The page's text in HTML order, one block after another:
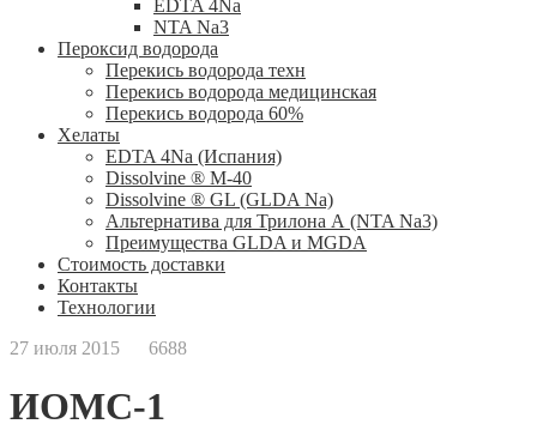
EDTA 4Na
NTA Na3
Пероксид водорода
Перекись водорода техн
Перекись водорода медицинская
Перекись водорода 60%
Хелаты
ЕDTA 4Na (Испания)
Dissolvine ® M-40
Dissolvine ® GL (GLDA Na)
Альтернатива для Трилона А (NTA Na3)
Преимущества GLDA и MGDA
Стоимость доставки
Контакты
Технологии
27 июля 2015
6688
ИОМС-1